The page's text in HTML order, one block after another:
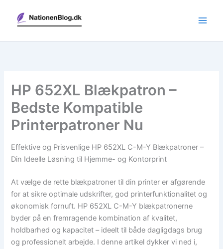
indholdet
HP 652XL Blækpatron –
Bedste Kompatible
Printerpatroner Nu
Effektive og Prisvenlige HP 652XL C-M-Y Blækpatroner –
Din Ideelle Løsning til Hjemme- og Kontorprint
At vælge de rette blækpatroner til din printer er afgørende
for at sikre optimale udskrifter, god printerfunktionalitet og
økonomisk fornuft. HP 652XL C-M-Y blækpatronerne
byder på en fremragende kombination af kvalitet,
holdbarhed og kapacitet – ideelt til både dagligdags brug
og professionelt arbejde. I denne artikel dykker vi ned i,